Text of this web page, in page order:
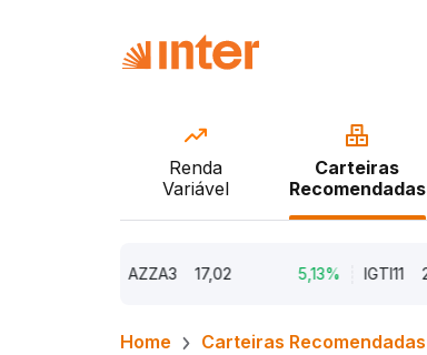
Renda
Variável
Carteiras
Recomendadas
17,02 IGTI11 24,70
Home Carteiras Recomendadas